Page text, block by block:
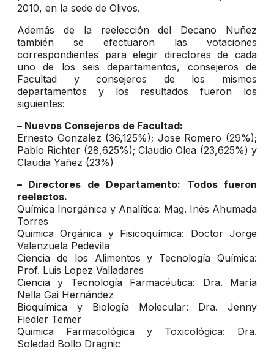
2010, en la sede de Olivos.
Además de la reelección del Decano Nuñez
también se efectuaron las votaciones
correspondientes para elegir directores de cada
uno de los seis departamentos, consejeros de
Facultad y consejeros de los mismos
departamentos y los resultados fueron los
siguientes:
– Nuevos Consejeros de Facultad:
Ernesto Gonzalez (36,125%); Jose Romero (29%);
Pablo Richter (28,625%); Claudio Olea (23,625%) y
Claudia Yañez (23%)
– Directores de Departamento: Todos fueron
reelectos.
Química Inorgánica y Analítica: Mag. Inés Ahumada
Torres
Quimica Orgánica y Fisicoquímica: Doctor Jorge
Valenzuela Pedevila
Ciencia de los Alimentos y Tecnología Química:
Prof. Luis Lopez Valladares
Ciencia y Tecnología Farmacéutica: Dra. María
Nella Gai Hernández
Bioquímica y Biología Molecular: Dra. Jenny
Fiedler Temer
Quimica Farmacológica y Toxicológica: Dra.
Soledad Bollo Dragnic